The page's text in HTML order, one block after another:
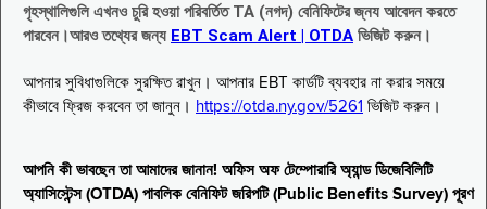
গৃহস্থালিগুলি এখনও চুরি হওয়া পরিবর্তিত TA (নগদ) বেনিফিটের জ্নয আবেদন করতে
পারবেন।আরও তথ্যের জন্য EBT Scam Alert | OTDA ভিজিট করুন।
আপনার সুবিধাগুলিকে সুরক্ষিত রাখুন। আপনার EBT কার্ডটি ব্যবহার না করার সময়ে
কীভাবে ফ্রিজ করবেন তা জানুন। https://otda.ny.gov/5261 ভিজিট করুন।
আপনি কী ভাবছেন তা আমাদের জানান! অফিস অফ টেম্পোরারি অ্যান্ড ডিজেবিলিটি
অ্যাসিস্টেন্স (OTDA) পাবলিক বেনিফিট জরিপটি (Public Benefits Survey) পূরণ